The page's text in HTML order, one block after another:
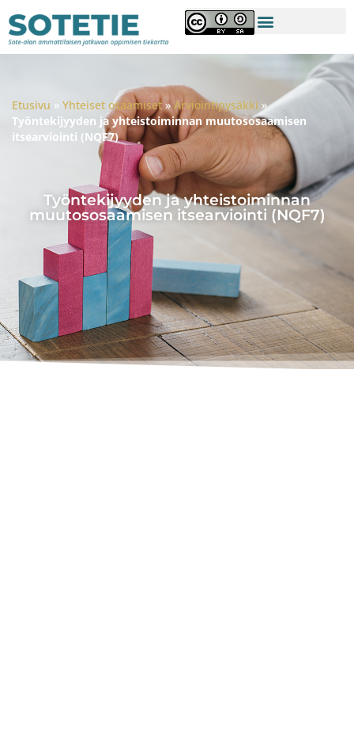
Etusivu » Yhteiset osaamiset»Arviointipysäkki »
Työntekijyyden ja yhteistoiminnan muutososaamisen
itsearviointi (NQF7)
Työntekijyyden ja yhteistoiminnan
muutososaamisen itsearviointi (NQF7)